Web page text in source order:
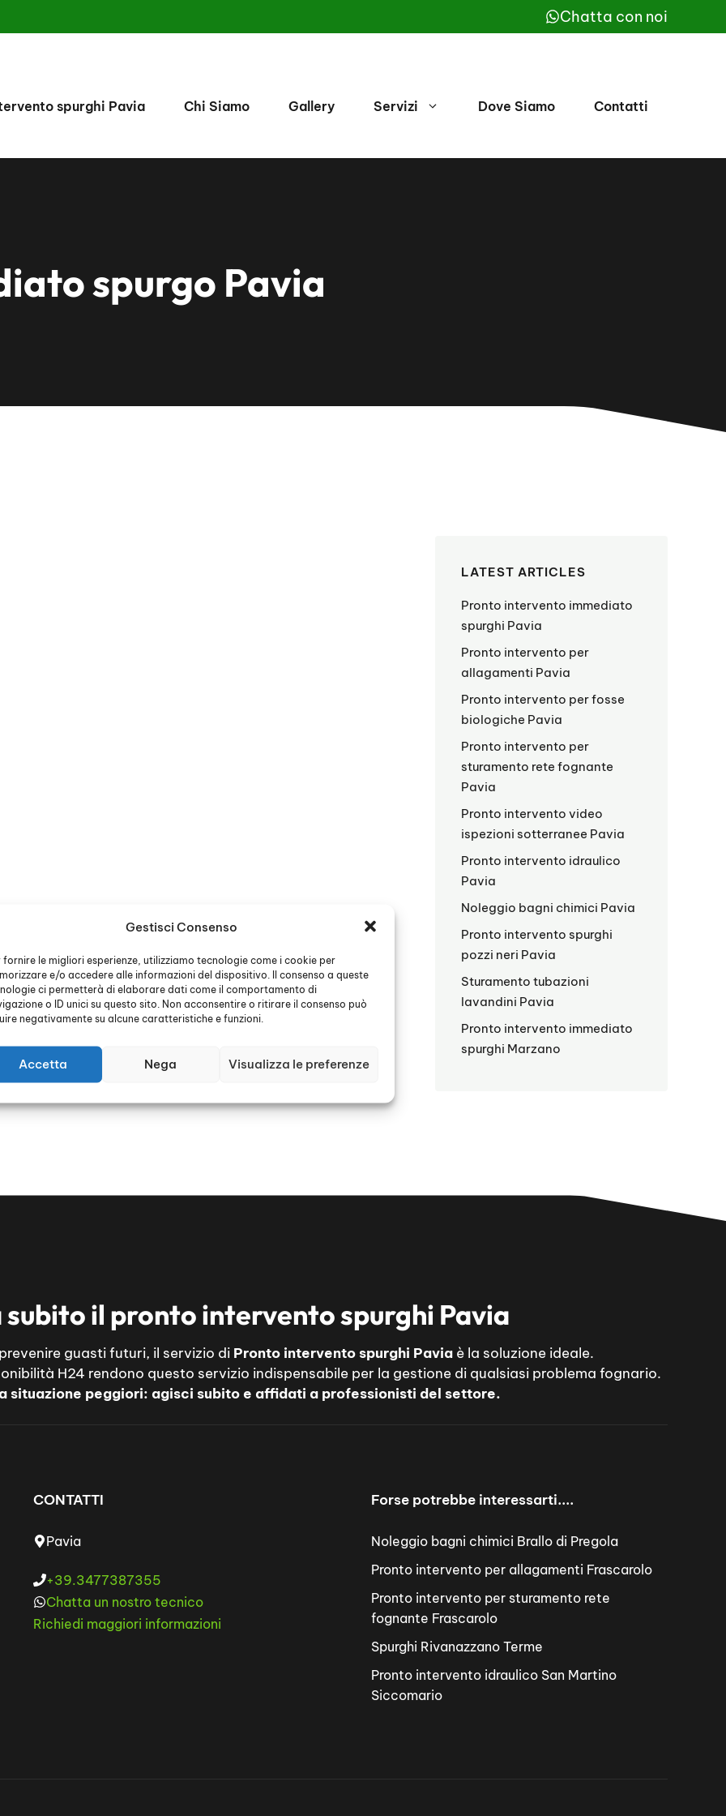
Gestisci Consenso
fornire le migliori esperienze, utilizziamo tecnologie come i cookie per
e/o accedere alle informazioni del dispositivo. Il consenso a queste
ci permetterà di elaborare dati come il comportamento di
o ID unici su questo sito. Non acconsentire o ritirare il consenso può
negativamente su alcune caratteristiche e funzioni.
Accetta Nega Visualizza le preferenze
Chatta con noi
spurghi Pavia Chi Siamo Gallery Servizi Dove Siamo Contatti
spurgo Pavia
LATEST ARTICLES
Pronto intervento immediato
spurghi Pavia
Pronto intervento per
allagamenti Pavia
Pronto intervento per fosse
biologiche Pavia
Pronto intervento per
sturamento rete fognante
Pavia
Pronto intervento video
ispezioni sotterranee Pavia
Pronto intervento idraulico
Pavia
Noleggio bagni chimici Pavia
Pronto intervento spurghi
pozzi neri Pavia
Sturamento tubazioni
lavandini Pavia
Pronto intervento immediato
spurghi Marzano
il pronto intervento spurghi Pavia
guasti futuri, il servizio di Pronto intervento spurghi Pavia è la soluzione ideale.
H24 rendono questo servizio indispensabile per la gestione di qualsiasi problema fognario.
situazione peggiori: agisci subito e affidati a professionisti del settore.
CONTATTI
Pavia
+39.3477387355
Chatta un nostro tecnico
Richiedi maggiori informazioni
Forse potrebbe interessarti....
Noleggio bagni chimici Brallo di Pregola
Pronto intervento per allagamenti Frascarolo
Pronto intervento per sturamento rete
fognante Frascarolo
Spurghi Rivanazzano Terme
Pronto intervento idraulico San Martino
Siccomario